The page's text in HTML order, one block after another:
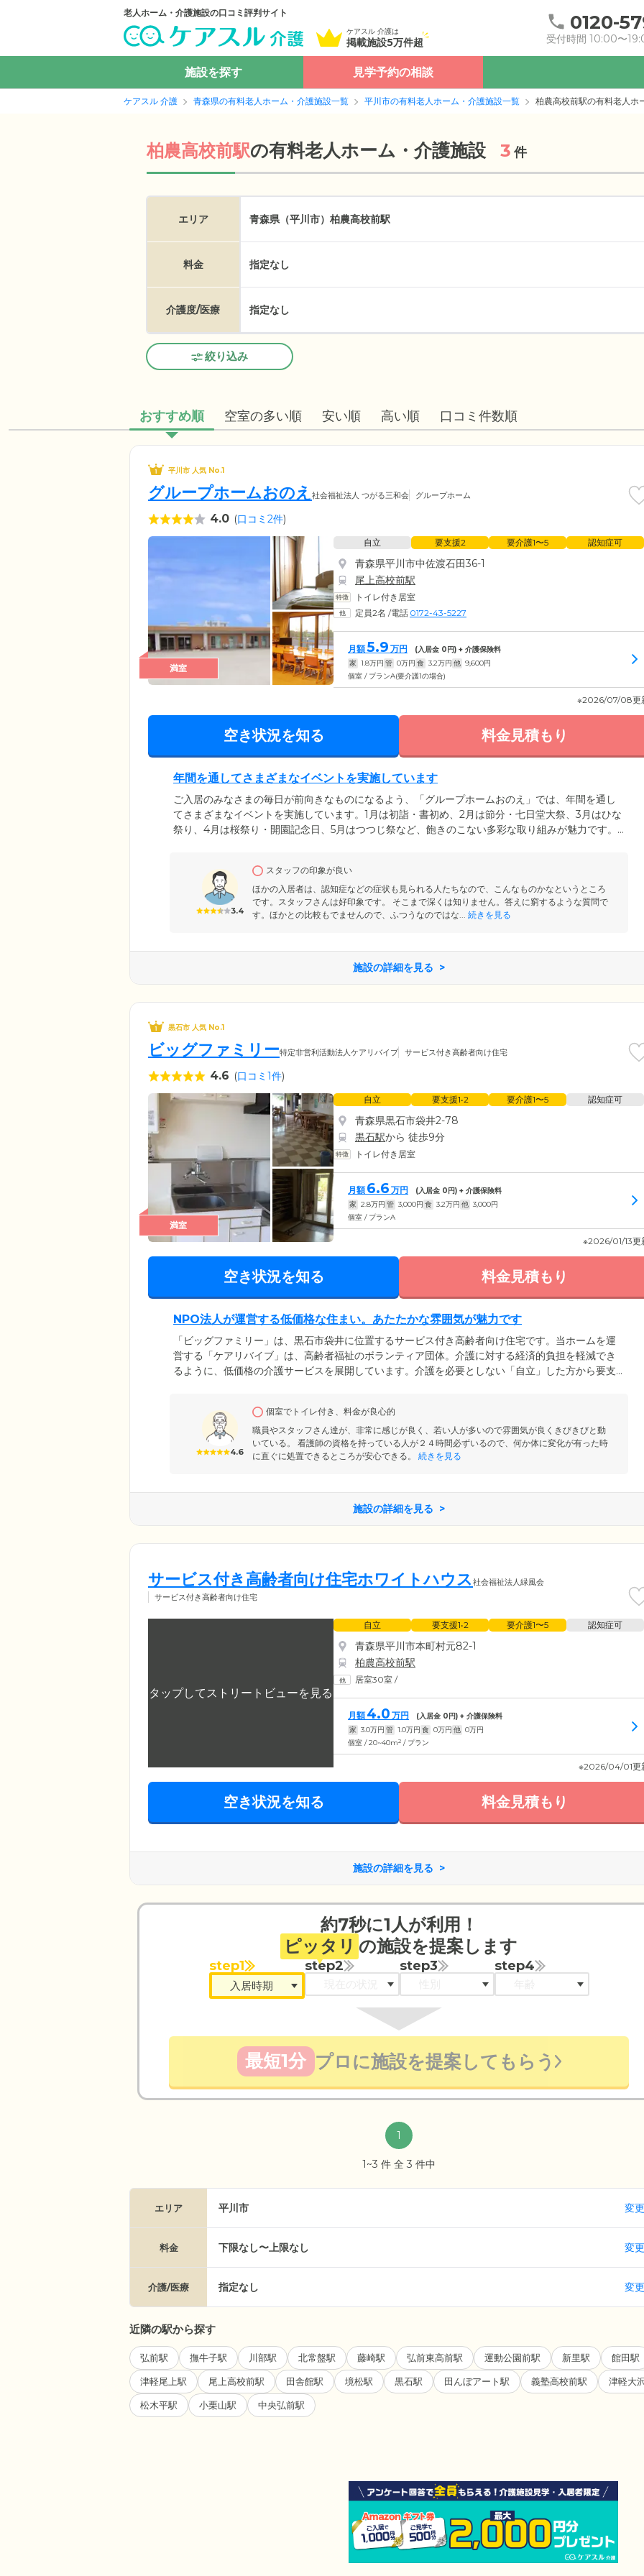
老人ホーム・介護施設の口コミ評判サイト
ケアスル 介護は
掲載施設5万件超
0120-
受付時間 10:00〜
施設を探す 見学予約の相談
ケアスル 介護 青森県の有料老人ホーム・介護施設一覧 平川市の有料老人ホーム・介護施設一覧 柏農高校前駅の有料老人ホ
柏農高校前駅の有料老人ホーム・介護施設 3 件
エリア 青森県（平川市） 柏農高校前駅
料金 指定なし
介護度/医療 指定なし
絞り込み
おすすめ順 空室の多い順 安い順 高い順 口コミ件数順
平川市 人気 No.1
グループホームおのえ 社会福祉法人 つがる三和会 グループホーム
4.0 (口コミ2件)
満室
自立 要支援2 要介護1〜5 認知症可
青森県平川市中佐渡石田36-1
尾上高校前駅
トイレ付き居室
定員2名 /電話 0172-43-5227
月額5.9 万円 (入居金 0円) + 介護保険料
家 1.8万円 管 0万円 食 3.2万円 他 9,600円
個室 / プランA(要介護1の場合)
※2026/07/08更
空き状況を知る 料金見積もり
年間を通してさまざまなイベントを実施しています
ご入居のみなさまの毎日が前向きなものになるよう、「グループホームおのえ」では、年間を通し
てさまざまなイベントを実施しています。1月は初詣・書初め、2月は節分・七日堂大祭、3月はひな
祭り、4月は桜祭り・開園記念日、5月はつつじ祭など、飽きのこない多彩な取り組みが魅力です。6
葉、12月は餅つき・年越しイベントを実施。楽しみながら身体を動かす機会も設けており、いきい
きとした健やかな日々をお過ごしいただけます。
3.4
スタッフの印象が良い
ほかの入居者は、認知症などの症状も見られる人たちなので、こんなものかなというところ
です。スタッフさんは好印象です。 そこまで深くは知りません。答えに窮するような質問で
す。ほかとの比較もでませんので、ふつうなのではな...
続きを見る
施設の詳細を見る
黒石市 人気 No.1
ビッグファミリー特定非営利活動法人ケアリバイブ サービス付き高齢者向け住宅
4.6 (口コミ1件)
満室
自立 要支援1•2 要介護1〜5 認知症可
青森県黒石市袋井2-78
黒石駅から 徒歩9分
トイレ付き居室
月額 6.6 万円 (入居金 0円) + 介護保険料
家 2.8万円 管 3,000円 食 3.2万円 他 3,000円
個室 / プランA
※2026/01/13更
空き状況を知る 料金見積もり
NPO法人が運営する低価格な住まい。あたたかな雰囲気が魅力です
「ビッグファミリー」は、黒石市袋井に位置するサービス付き高齢者向け住宅です。当ホームを運
営する「ケアリバイブ」は、高齢者福祉のボランティア団体。介護に対する経済的負担を軽減でき
るように、低価格の介護サービスを展開しています。介護を必要としない「自立」した方から要支
寄り添い、手厚いサービスのご提供に努めますので、安心してお任せください。
4.6
個室でトイレ付き、料金が良心的
職員やスタッフさん達が、非常に感じが良く、若い人が多いので雰囲気が良くきびきびと動
いている。 看護師の資格を持っている人が２４時間必ずいるので、何か体に変化が有った時
に直ぐに処置できるところが安心できる。
続きを見る
施設の詳細を見る
サービス付き高齢者向け住宅ホワイトハウス 社会福祉法人緑風会
サービス付き高齢者向け住宅
自立 要支援1•2 要介護1〜5 認知症可
青森県平川市本町村元82-1
柏農高校前駅
居室30室 /
月額 4.0 万円 (入居金 0 円) + 介護保険料
家 3.0万円 管 1.0万円 食 0万円 他 0万円
個室 / 20~40m2 / プラン
※2026/04/01更
空き状況を知る 料金見積もり
施設の詳細を見る
約7秒に1人が利用！
ピッタリ の施設を提案します
step1 step2 step3 step4
最短1分 プロに施設を提案してもらう
1
1~3 件 全 3 件中
エリア 平川市 変更
料金 下限なし〜上限なし 変更
介護/医療 指定なし 変更
近隣の駅から探す
弘前駅 撫牛子駅 川部駅 北常盤駅 藤崎駅 弘前東高前駅 運動公園前駅 新里駅 館田駅
津軽尾上駅 尾上高校前駅 田舎館駅 境松駅 黒石駅 田んぼアート駅 義塾高校前駅 津軽大
松木平駅 小栗山駅 中央弘前駅